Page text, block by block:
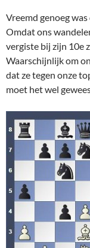
Vreemd genoeg
Omdat ons
vergiste bij zijn 10e
Waarschijnlijk om
dat ze tegen onze
moet het wel